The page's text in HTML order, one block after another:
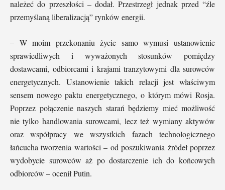
należeć do przeszłości – dodał. Przestrzegł jednak przed “źle
przemyślaną liberalizacją” rynków energii.
– W moim przekonaniu życie samo wymusi ustanowienie
sprawiedliwych i wyważonych stosunków pomiędzy
dostawcami, odbiorcami i krajami tranzytowymi dla surowców
energetycznych. Ustanowienie takich relacji jest właściwym
sensem nowego paktu energetycznego, o którym mówi Rosja.
Poprzez połączenie naszych starań będziemy mieć możliwość
nie tylko handlowania surowcami, lecz też wymiany aktywów
oraz współpracy we wszystkich fazach technologicznego
łańcucha tworzenia wartości – od poszukiwania źródeł poprzez
wydobycie surowców aż po dostarczenie ich do końcowych
odbiorców – ocenił Putin.